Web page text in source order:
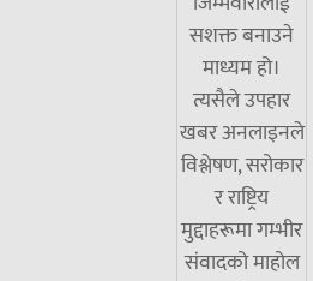
सशक्त बनाउने
माध्यम हो।
त्यसैले उपहार
खबर अनलाइनले
विश्लेषण, सरोकार
र राष्ट्रिय
मुद्दाहरूमा गम्भीर
संवादको माहोल